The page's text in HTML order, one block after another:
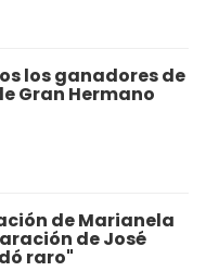
los ganadores de
Gran Hermano
de Marianela
de José
raro"